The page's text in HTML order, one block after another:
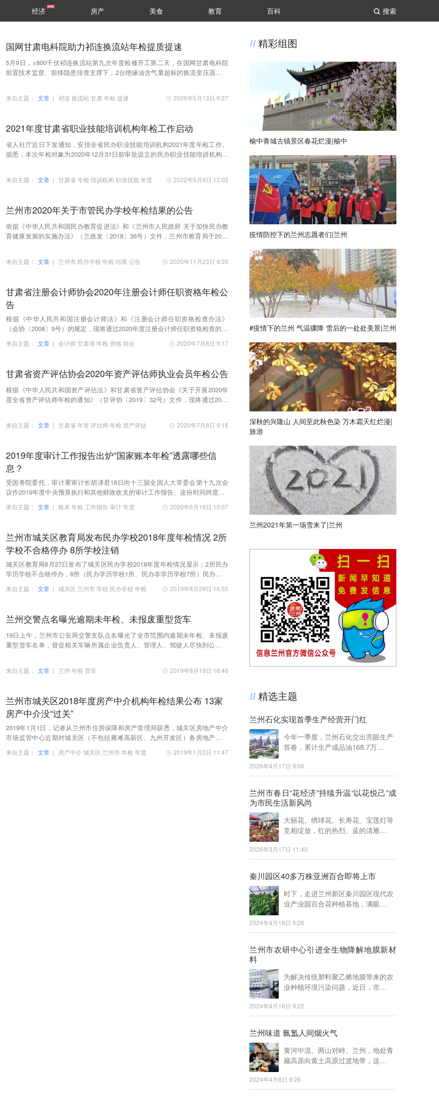
搜索
经济 房产 美食 教育 百科
国网甘肃电科院助力祁连换流站年检提质提速
5月9日，±800千伏祁连换流站第九次年度检修开工第二天，在国网甘肃电科院
前置技术监督、前移隐患排查支撑下，2台绝缘油含气量超标的换流变压器已完
来自主题： 文章 | 祁连换流站甘肃 年检 提速 2026年5月13日 9:27
2021年度甘肃省职业技能培训机构年检工作启动
省人社厅近日下发通知，安排全省民办职业技能培训机构2021年度年检工作。
据悉，本次年检对象为2020年12月31日前审批设立的民办职业技能培训机构，
来自主题： 文章 | 甘肃省年检 培训机构 职业技能年度 2022年5月9日 12:03
兰州市2020年关于市管民办学校年检结果的公告
依据《中华人民共和国民办教育促进法》和《兰州市人民政府 关于加快民办教
育健康发展的实施办法》（兰政发〔2018〕36号）文件，兰州市教育局于2020
来自主题： 文章 | 兰州市 民办学校 年检 结果 公告 2020年11月23日 9:35
甘肃省注册会计师协会2020年注册会计师任职资格年检公
告
根据《中华人民共和国注册会计师法》和《注册会计师任职资格检查办法》
（会协〔2008〕9号）的规定，现将通过2020年度注册会计师任职资格检查的12
来自主题： 文章 | 会计师甘肃省年检 资格 协会 2020年7月8日 9:17
甘肃省资产评估协会2020年资产评估师执业会员年检公告
根据《中华人民共和国资产评估法》和甘肃省资产评估协会《关于开展2020年
度全省资产评估师年检的通知》（甘评协〔2019〕32号）文件，现将通过2020
来自主题： 文章 | 甘肃省年资 评估师年检 资产评估 2020年7月8日 9:16
2019年度审计工作报告出炉“国家账本年检”透露哪些信
息？
受国务院委托，审计署审计长胡泽君18日向十三届全国人大常委会第十九次会
议作2019年度中央预算执行和其他财政收支的审计工作报告。这份时间跨度从2
来自主题： 文章 | 账本 年检 工作报告审计年度 2020年6月19日 10:07
兰州市城关区教育局发布民办学校2018年度年检情况 2所
学校不合格停办 8所学校注销
城关区教育局8月27日发布了城关区民办学校2018年度年检情况显示：2所民办
学历学校不合格停办，8所（民办学历学校1所、民办非学历学校7所）民办学校
来自主题： 文章 | 城关区 兰州市学校 民办学校 年检 2019年8月29日 16:55
兰州交警点名曝光逾期未年检、未报废重型货车
19日上午，兰州市公安局交警支队点名曝光了全市范围内逾期未年检、未报废
重型货车名单，督促相关车辆所属企业负责人、管理人、驾驶人尽快到公安交
来自主题： 文章 | 兰州 年检 货车 2019年8月19日 16:46
兰州市城关区2018年度房产中介机构年检结果公布 13家
房产中介没“过关”
2019年1月1日，记者从兰州市住房保障和房产管理局获悉，城关区房地产中介
市场监管中心近期对城关区（不包括雁滩高新区、九州开发区）各房地产经纪
来自主题： 文章 | 房产中介 城关区 兰州市年检 年度 2019年1月2日 11:47
精彩组图
榆中青城古镇景区春花烂漫|榆中
疫情防控下的兰州志愿者们|兰州
#疫情下的兰州 气温骤降 雪后的一处处美景|兰州
深秋的兴隆山 人间至此秋色染 万木霜天红烂漫|
旅游
兰州2021年第一场雪来了|兰州
精选主题
兰州石化实现首季生产经营开门红
今年一季度，兰州石化交出亮眼生产
答卷，累计生产成品油168.7万…
2026年4月17日 9:06
兰州市春日“花经济”持续升温“以花悦己”成
为市民生活新风尚
大丽花、绣球花、长寿花、宝莲灯等
竞相绽放，红的热烈、蓝的清雅…
2026年3月17日 11:40
秦川园区40多万株亚洲百合即将上市
时下，走进兰州新区秦川园区现代农
业产业园百合花种植基地，满眼…
2024年4月18日 9:26
兰州市农研中心引进全生物降解地膜新材
料
为解决传统塑料聚乙烯地膜带来的农
业种植环境污染问题，近日，市…
2024年4月18日 9:22
兰州味道 氤氲人间烟火气
黄河中流、两山对峙。兰州，地处青
藏高原向黄土高原过渡地带，这…
2024年4月8日 9:26